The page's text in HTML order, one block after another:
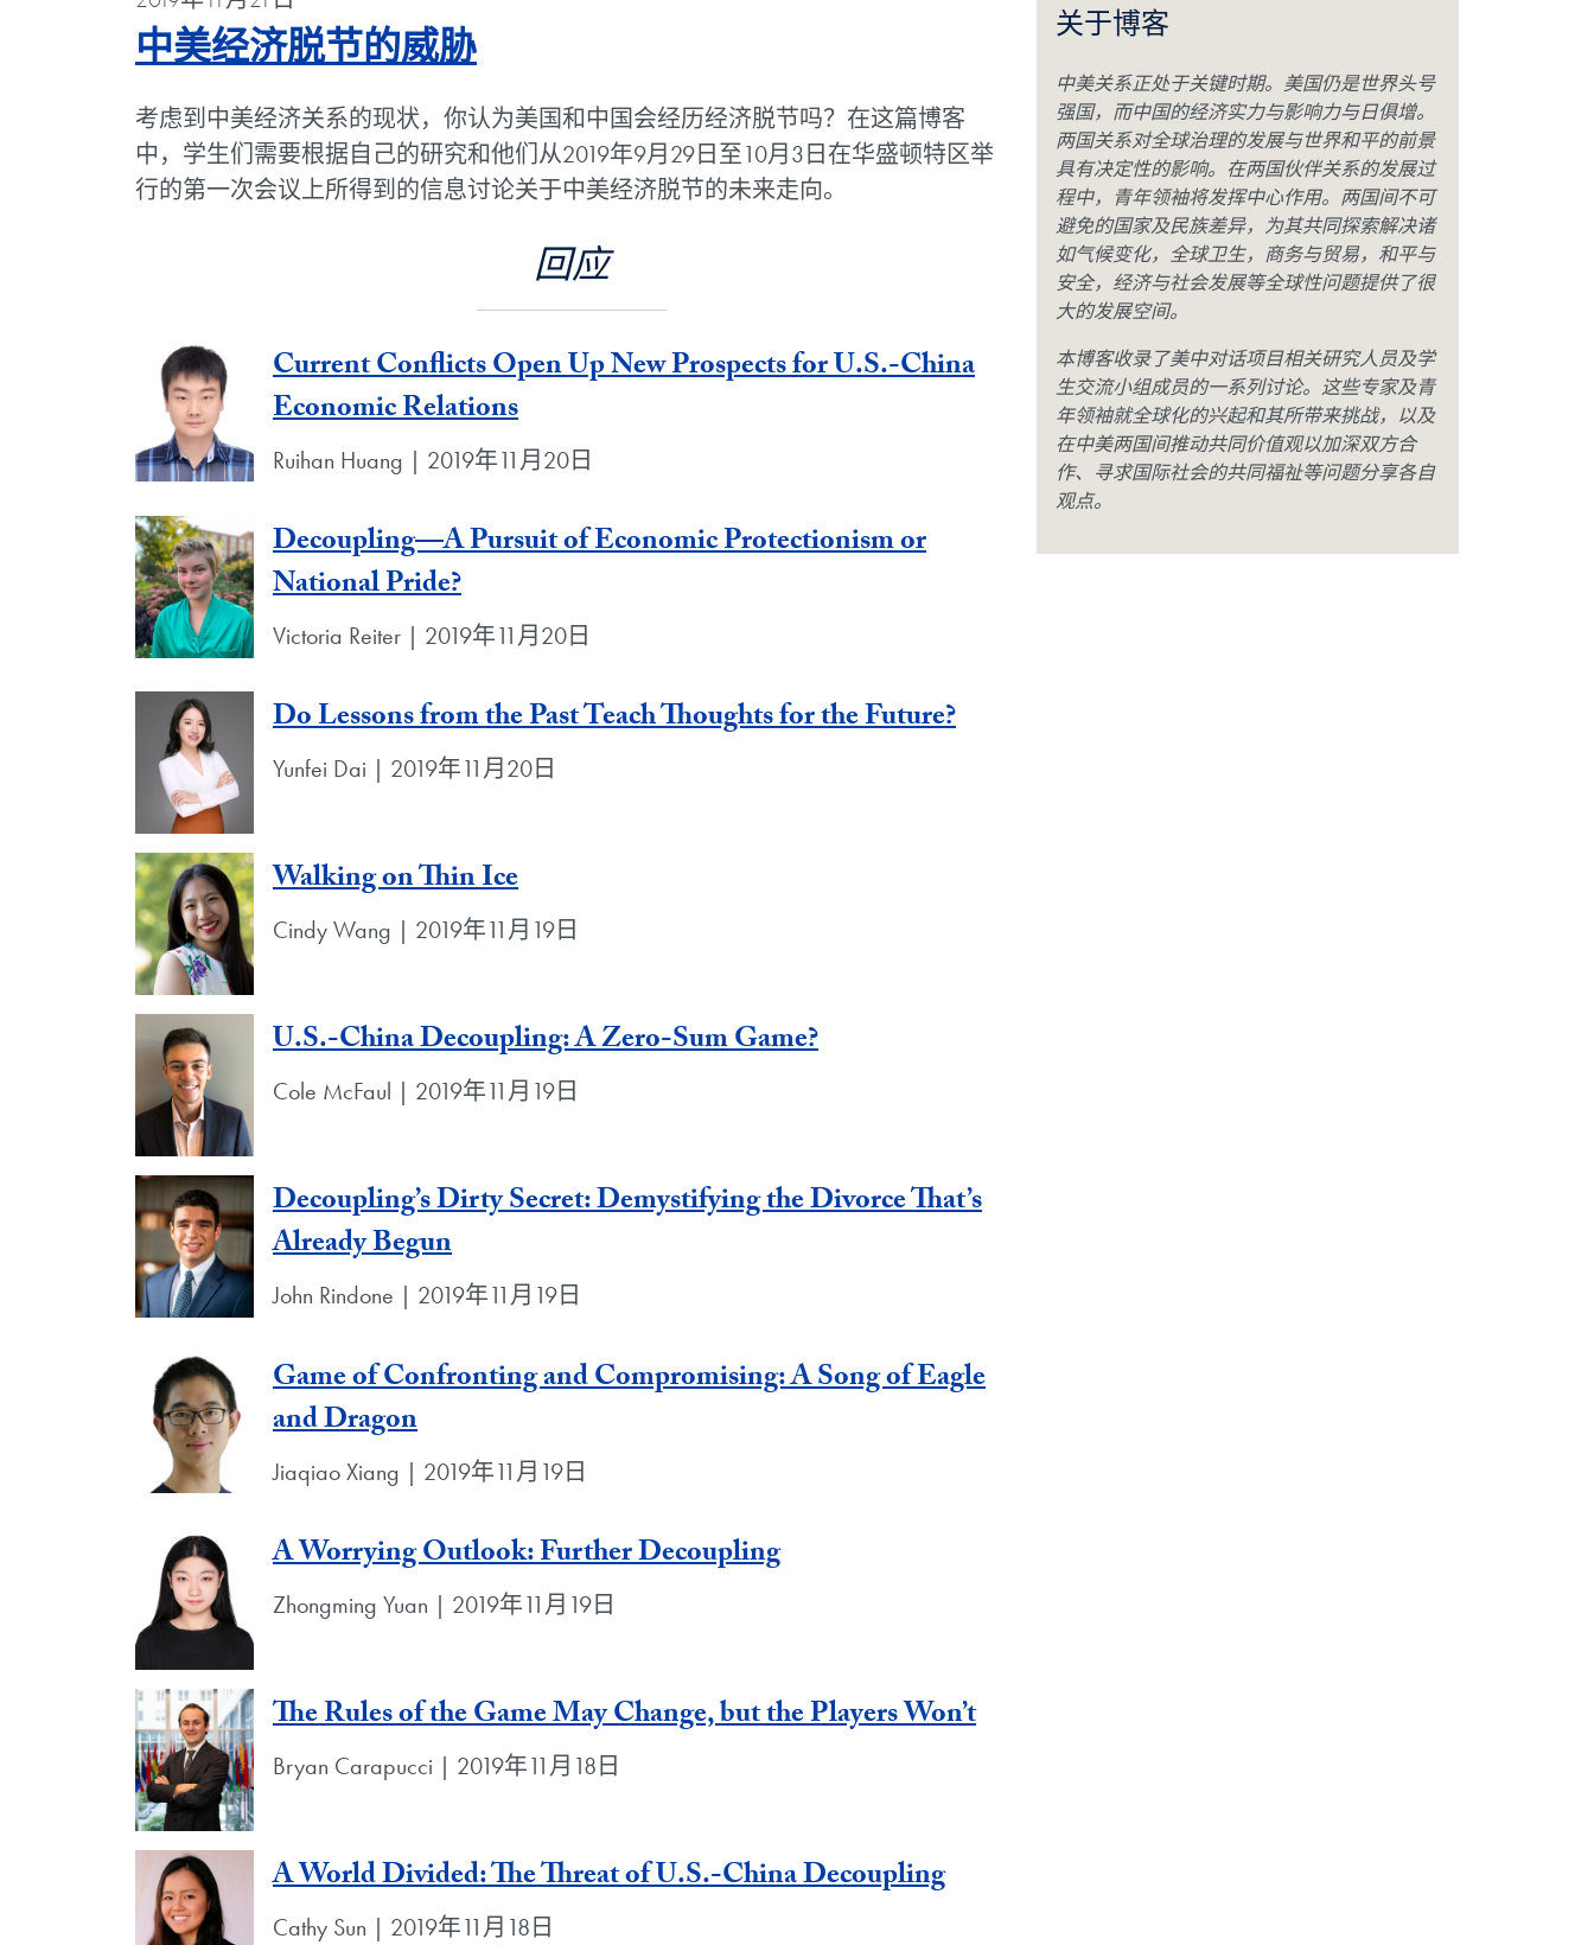
中美经济脱节的威胁Blog Post
考虑到中美经济关系的现状，你认为美国和中国会经历经济脱节吗？在这篇博客
中，学生们需要根据自己的研究和他们从2019年9月29日至10月3日在华盛顿特区举
行的第一次会议上所得到的信息讨论关于中美经济脱节的未来走向。
回应
Current Conflicts Open Up New Prospects for U.S.-China
Economic Relations
Ruihan Huang | 2019年11月20日
Decoupling—A Pursuit of Economic Protectionism or
National Pride?
Victoria Reiter | 2019年11月20日
Do Lessons from the Past Teach Thoughts for the Future?
Yunfei Dai | 2019年11月20日
Walking on Thin Ice
Cindy Wang | 2019年11月19日
U.S.-China Decoupling: A Zero-Sum Game?
Cole McFaul | 2019年11月19日
Decoupling’s Dirty Secret: Demystifying the Divorce That’s
Already Begun
John Rindone | 2019年11月19日
Game of Confronting and Compromising: A Song of Eagle
and Dragon
Jiaqiao Xiang | 2019年11月19日
A Worrying Outlook: Further Decoupling
Zhongming Yuan | 2019年11月19日
The Rules of the Game May Change, but the Players Won’t
Bryan Carapucci | 2019年11月18日
A World Divided: The Threat of U.S.-China Decoupling
Cathy Sun | 2019年11月18日
关于博客
中美关系正处于关键时期。美国仍是世界头号
强国，而中国的经济实力与影响力与日俱增。
两国关系对全球治理的发展与世界和平的前景
具有决定性的影响。在两国伙伴关系的发展过
程中，青年领袖将发挥中心作用。两国间不可
避免的国家及民族差异，为其共同探索解决诸
如气候变化，全球卫生，商务与贸易，和平与
安全，经济与社会发展等全球性问题提供了很
大的发展空间。
本博客收录了美中对话项目相关研究人员及学
生交流小组成员的一系列讨论。这些专家及青
年领袖就全球化的兴起和其所带来挑战，以及
在中美两国间推动共同价值观以加深双方合
作、寻求国际社会的共同福祉等问题分享各自
观点。